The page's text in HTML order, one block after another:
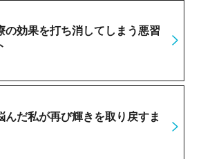
の効果を打ち消してしまう悪習
んだ私が再び輝きを取り戻すま